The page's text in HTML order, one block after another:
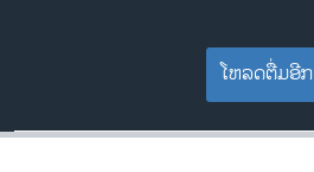
ໂຫລດຕື່ມອີກ